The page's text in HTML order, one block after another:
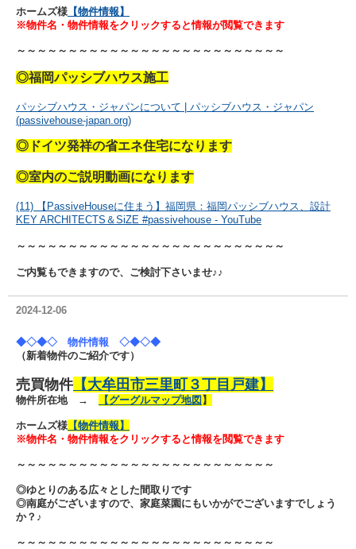
ホームズ様 【物件情報】
※物件名・物件情報をクリックすると情報が閲覧できます
～～～～～～～～～～～～～～～～～～～～～～～～～～
◎福岡パッシブハウス施工
パッシブハウス・ジャパンについて | パッシブハウス・ジャパン
(passivehouse-japan.org)
◎ ドイツ発祥の省エネ住宅になります
◎室内のご説明動画になります
(11) 【PassiveHouseに住まう】福岡県：福岡パッシブハウス、設計
KEY ARCHITECTS＆SiZE #passivehouse - YouTube
～～～～～～～～～～～～～～～～～～～～～～～～～～
ご内覧もできますので、ご検討下さいませ♪♪
2024-12-06
◆◇◆◇ 物件情報 ◇◆◇◆
（新着物件のご紹介です）
売買物件 【大牟田市三里町３丁目戸建】
物件所在地 → 【グーグルマップ地図 】
ホームズ様 【物件情報】
※物件名・物件情報をクリックすると情報を閲覧できます
～～～～～～～～～～～～～～～～～～～～～～～～～
◎ゆとりのある広々とした間取りです
◎南庭がございますので、家庭菜園にもいかがでございますでしょう
か？♪
～～～～～～～～～～～～～～～～～～～～～～～～～